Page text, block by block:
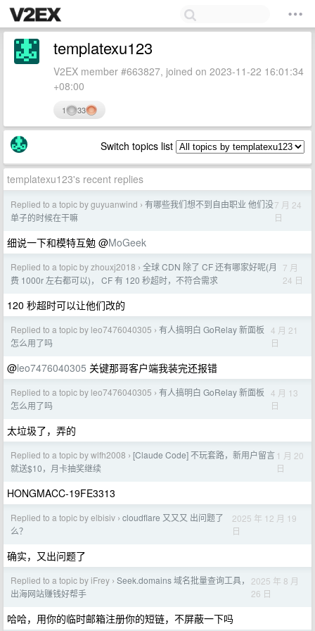
templatexu123
V2EX member #663827, joined on 2023-11-22 16:01:34
+08:00
1 33
Switch topics list
templatexu123's recent replies
Replied to a topic by guyuanwind › 有哪些我们想不到自由职业 他们没
单子的时候在干嘛
7 月 24
日
细说一下和模特互勉 @MoGeek
Replied to a topic by zhouxj2018 › 全球 CDN 除了 CF 还有哪家好呢(月
费 1000r 左右都可以)， CF 有 120 秒超时，不符合需求
7 月
24 日
120 秒超时可以让他们改的
Replied to a topic by leo7476040305 › 有人搞明白 GoRelay 新面板
怎么用了吗
4 月 21
日
@leo7476040305 关键那哥客户端我装完还报错
Replied to a topic by leo7476040305 › 有人搞明白 GoRelay 新面板
怎么用了吗
4 月 13
日
太垃圾了，弄的
Replied to a topic by wlfh2008 › [Claude Code] 不玩套路，新用户留言
就送$10，月卡抽奖继续
1 月 20
日
HONGMACC-19FE3313
Replied to a topic by elbisiv › cloudflare 又又又 出问题了
么？
2025 年 12 月 19
日
确实，又出问题了
Replied to a topic by iFrey › Seek.domains 域名批量查询工具，
出海网站赚钱好帮手
2025 年 8 月
26 日
哈哈，用你的临时邮箱注册你的短链，不屏蔽一下吗